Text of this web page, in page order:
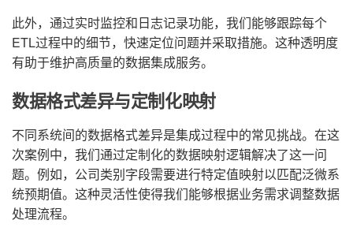
此外，通过实时监控和日志记录功能，我们能够跟踪每个
ETL过程中的细节，快速定位问题并采取措施。这种透明度
有助于维护高质量的数据集成服务。
数据格式差异与定制化映射
不同系统间的数据格式差异是集成过程中的常见挑战。在这
次案例中，我们通过定制化的数据映射逻辑解决了这一问
题。例如，公司类别字段需要进行特定值映射以匹配泛微系
统预期值。这种灵活性使得我们能够根据业务需求调整数据
处理流程。